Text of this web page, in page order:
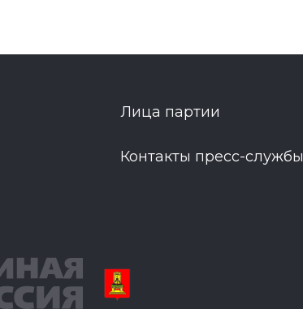
Лица партии
Контакты пресс-службы